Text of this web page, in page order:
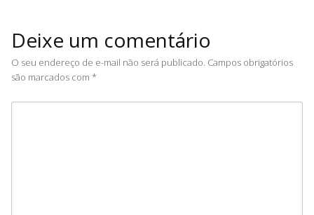
Deixe um comentário
O seu endereço de e-mail não será publicado. Campos obrigatórios
são marcados com *